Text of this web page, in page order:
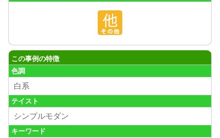
この事例の特徴
色調
白系
テイスト
シンプルモダン
キーワード